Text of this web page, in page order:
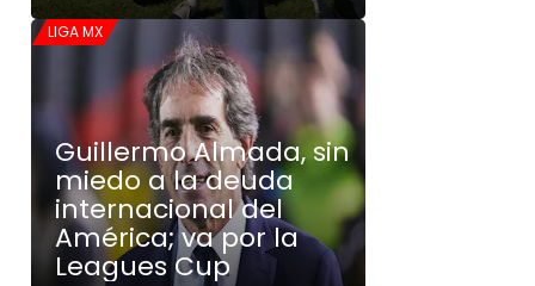
LIGA MX
Guillermo Almada, sin
miedo a la deuda
internacional del
América; va por la
Leagues Cup